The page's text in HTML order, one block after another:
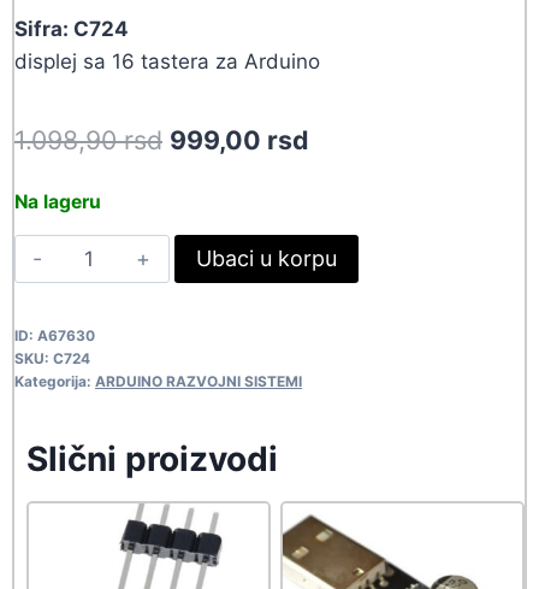
Sifra: C724
displej sa 16 tastera za Arduino
1.098,90rsd Original
1.098,90 rsd.
999,00 rsd
999,00 rsd.
Na lageru
ARDUINO
DISPLEJ/1
quantity
Ubaci u korpu
ID: A67630
SKU: C724
Kategorija: ARDUINO RAZVOJNI SISTEMI
Slični proizvodi